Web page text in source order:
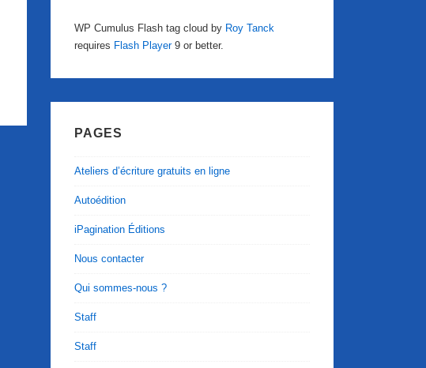
WP Cumulus Flash tag cloud by Roy Tanck
requires Flash Player9 or better.
PAGES
Ateliers d’écriture gratuits en ligne
Autoédition
iPagination Éditions
Nous contacter
Qui sommes-nous ?
Staff
Staff